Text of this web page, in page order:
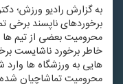
به گزارش رادیو ورزش؛
برخوردهای ناپسند برخی
محرومیت بعضی از تیم ها
خاطر برخورد ناشایست
هایی به ورزشگاه ها
محرومیت تماشاچیان